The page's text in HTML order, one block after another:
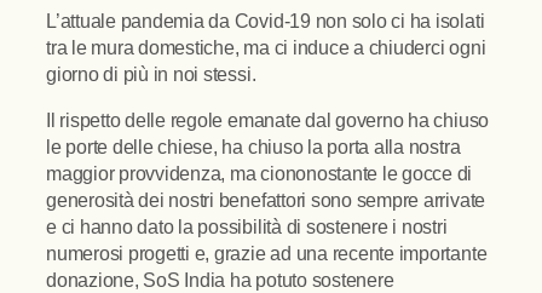
L’attuale pandemia da Covid-19 non solo ci ha isolati
tra le mura domestiche, ma ci induce a chiuderci ogni
giorno di più in noi stessi.
Il rispetto delle regole emanate dal governo ha chiuso
le porte delle chiese, ha chiuso la porta alla nostra
maggior provvidenza, ma ciononostante le gocce di
generosità dei nostri benefattori sono sempre arrivate
e ci hanno dato la possibilità di sostenere i nostri
numerosi progetti e, grazie ad una recente importante
donazione, SoS India ha potuto sostenere